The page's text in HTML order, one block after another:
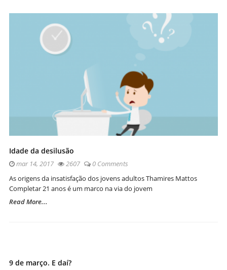
Idade da desilusão
mar 14, 2017 2607
0 Comments
As origens da insatisfação dos jovens adultos Thamires Mattos
Completar 21 anos é um marco na via do jovem
Read More...
9 de março. E daí?